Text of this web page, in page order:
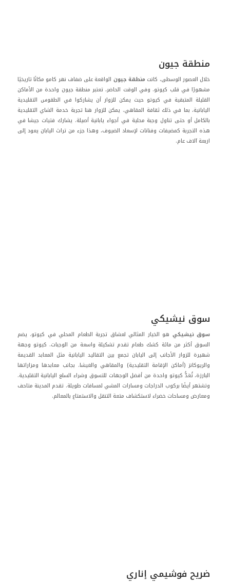
منطقة جيون
خلال العصور الوسطى، كانت منطقة جيون الواقعة على ضفاف نهر كامو مكانًا تاريخيًا
مشهورًا في قلب كيوتو. وفي الوقت الحاضر، تعتبر منطقة جيون واحدة من الأماكن
القليلة المتبقية في كيوتو حيث يمكن للزوار أن يشاركوا في الطقوس التقليدية
اليابانية، بما في ذلك ثقافة المقاهي. يمكن للزوار هنا تجربة خدمة الشاي التقليدية
بالكامل أو حتى تناول وجبة محلية في أجواء يابانية أصيلة. يشارك فتيات جيشا في
هذه التجربة كمضيفات وفنانات لإسعاد الضيوف، وهذا جزء من تراث اليابان يعود إلى
اربعة آلاف عام.
سوق نيشيكي
سوق نيشيكي هو الخيار المثالي لعشاق تجربة الطعام المحلي في كيوتو. يضم
السوق أكثر من مائة كشك طعام تقدم تشكيلة واسعة من الوجبات. كيوتو وجهة
شهيرة للزوار الأجانب إلى اليابان تجمع بين التقاليد اليابانية مثل المعابد القديمة
والريوكانز (أماكن الإقامة التقليدية) والمقاهي والغيشا. بجانب معابدها ومزاراتها
البارزة، تُعَدُّ كيوتو واحدة من أفضل الوجهات للتسوق وشراء السلع اليابانية التقليدية.
وتشتهر أيضًا بركوب الدراجات ومسارات المشي لمسافات طويلة. تقدم المدينة متاحف
ومعارض ومساحات خضراء لاستكشاف متعة التنقل والاستمتاع بالمعالم.
ضريح فوشيمي إناري